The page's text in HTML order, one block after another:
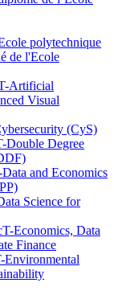
polytechnique
de l'Ecole
Artificial
Visual
(CyS)
Degree
and Economics
Science for
Economics, Data
Finance